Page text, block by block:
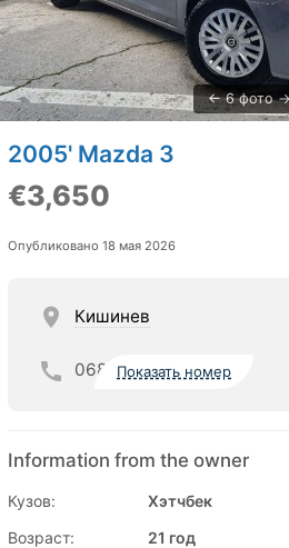
6 фото
2005' Mazda 3
€3,650
Опубликовано 18 мая 2026
Кишинев
068 Показать номер
Information from the owner
Кузов:
Хэтчбек
Возраст:
21 год